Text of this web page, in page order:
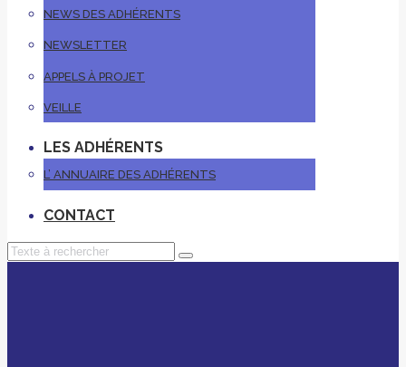
NEWS DES ADHÉRENTS
NEWSLETTER
APPELS À PROJET
VEILLE
LES ADHÉRENTS
L’ ANNUAIRE DES ADHÉRENTS
CONTACT